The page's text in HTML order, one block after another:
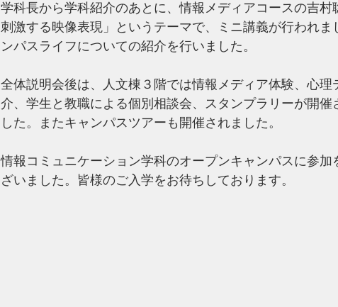
学科長から学科紹介のあとに、情報メディアコースの吉村
刺激する映像表現」というテーマで、ミニ講義が行われ
ンパスライフについての紹介を行いました。
全体説明会後は、人文棟３階では情報メディア体験、心
介、学生と教職による個別相談会、スタンプラリーが開催
した。またキャンパスツアーも開催されました。
情報コミュニケーション学科のオープンキャンパスに参
ざいました。皆様のご入学をお待ちしております。